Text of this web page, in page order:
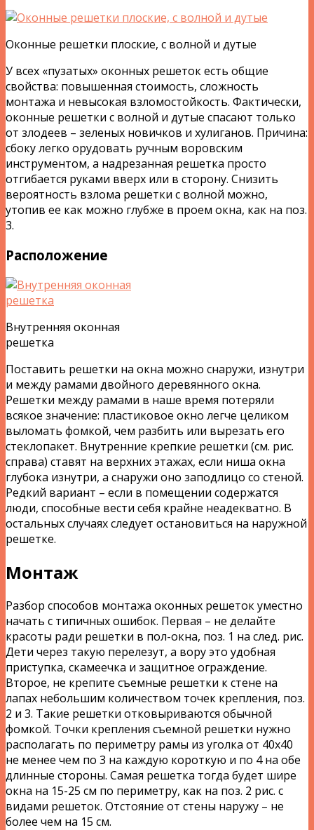
Оконные решетки плоские, с волной и дутые
У всех «пузатых» оконных решеток есть общие
свойства: повышенная стоимость, сложность
монтажа и невысокая взломостойкость. Фактически,
оконные решетки с волной и дутые спасают только
от злодеев – зеленых новичков и хулиганов. Причина:
сбоку легко орудовать ручным воровским
инструментом, а надрезанная решетка просто
отгибается руками вверх или в сторону. Снизить
вероятность взлома решетки с волной можно,
утопив ее как можно глубже в проем окна, как на поз.
3.
Расположение
Внутренняя оконная
решетка
Поставить решетки на окна можно снаружи, изнутри
и между рамами двойного деревянного окна.
Решетки между рамами в наше время потеряли
всякое значение: пластиковое окно легче целиком
выломать фомкой, чем разбить или вырезать его
стеклопакет. Внутренние крепкие решетки (см. рис.
справа) ставят на верхних этажах, если ниша окна
глубока изнутри, а снаружи оно заподлицо со стеной.
Редкий вариант – если в помещении содержатся
люди, способные вести себя крайне неадекватно. В
остальных случаях следует остановиться на наружной
решетке.
Монтаж
Разбор способов монтажа оконных решеток уместно
начать с типичных ошибок. Первая – не делайте
красоты ради решетки в пол-окна, поз. 1 на след. рис.
Дети через такую перелезут, а вору это удобная
приступка, скамеечка и защитное ограждение.
Второе, не крепите съемные решетки к стене на
лапах небольшим количеством точек крепления, поз.
2 и 3. Такие решетки отковыриваются обычной
фомкой. Точки крепления съемной решетки нужно
располагать по периметру рамы из уголка от 40х40
не менее чем по 3 на каждую короткую и по 4 на обе
длинные стороны. Самая решетка тогда будет шире
окна на 15-25 см по периметру, как на поз. 2 рис. с
видами решеток. Отстояние от стены наружу – не
более чем на 15 см.